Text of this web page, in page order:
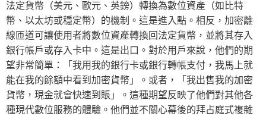
法定貨幣（美元、歐元、英鎊）轉換為數位資產（如比特
幣、以太坊或穩定幣）的機制。這是進入點。相反，加密離
線匝道可讓使用者將數位資產轉換回法定貨幣，並將其存入
銀行帳戶或存入卡中。這是出口。對於用戶來說，他們的期
望非常簡單：「我用我的銀行卡或銀行轉帳支付，我馬上就
能在我的餘額中看到加密貨幣」。或者，「我出售我的加密
貨幣，現金就會快速到賬」。這種期望反映了他們對其他各
種現代數位服務的體驗。他們並不關心幕後的拜占庭式複雜